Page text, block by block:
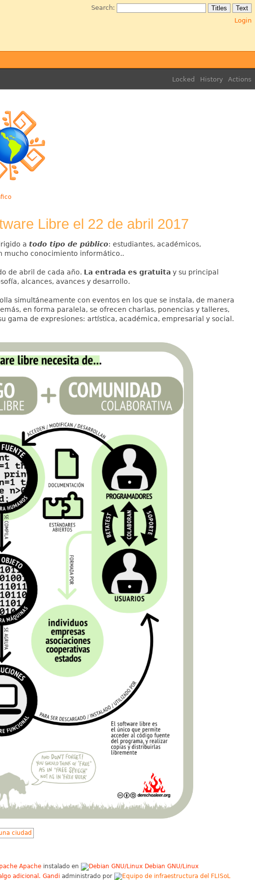
Search:
Login
Locked History Actions
Libre el 22 de abril 2017
a todo tipo de público: estudiantes, académicos,
mucho conocimiento informático..
de abril de cada año. La entrada es gratuitay su principal
alcances, avances y desarrollo.
simultáneamente con eventos en los que se instala, de manera
en forma paralela, se ofrecen charlas, ponencias y talleres,
gama de expresiones: artística, académica, empresarial y social.
ciudad
Apache instalado en
Debian GNU/Linux
Gandiadministrado por